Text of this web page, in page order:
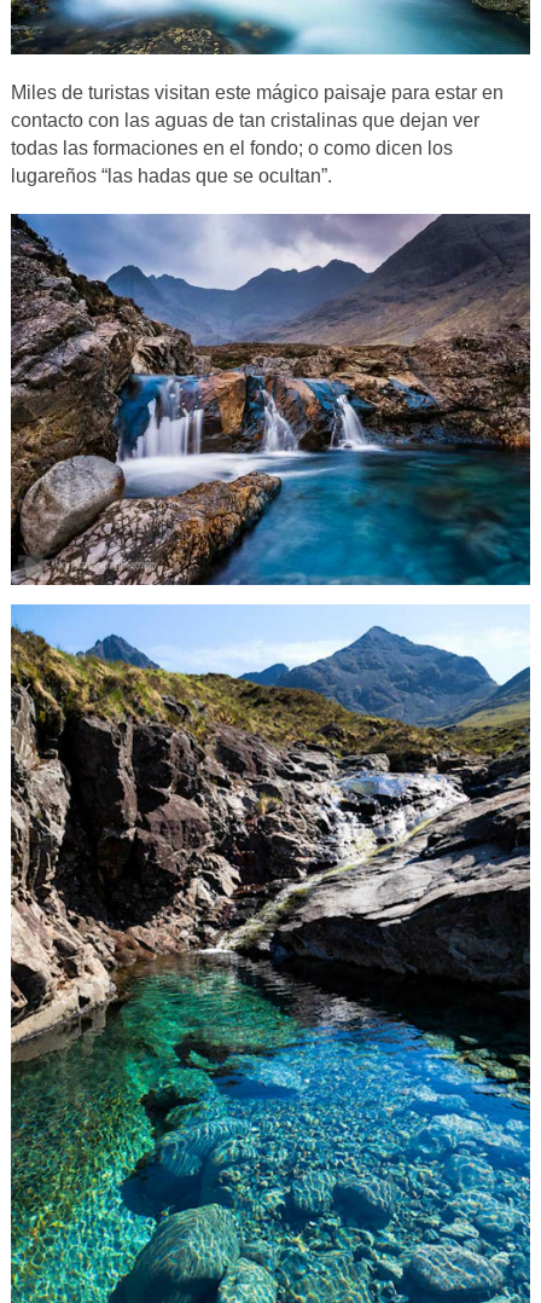
Miles de turistas visitan este mágico paisaje para estar en
contacto con las aguas de tan cristalinas que dejan ver
todas las formaciones en el fondo; o como dicen los
lugareños “las hadas que se ocultan”.